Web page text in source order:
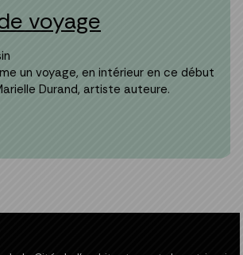
voyage
un voyage, en intérieur en ce début
Durand, artiste auteure.